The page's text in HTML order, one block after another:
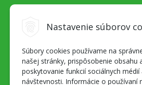
Nastavenie súborov
Súbory cookies používame na
našej stránky, prispôsobenie obsahu
poskytovanie funkcií sociálnych médií
návštevnosti. Informácie o používaní
Cestovateľský festival
Alpenverein
Hore-dole
Motorest